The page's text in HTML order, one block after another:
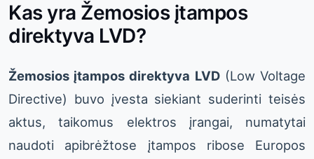
Kas yra Žemosios įtampos
direktyva LVD?
Žemosios įtampos direktyva LVD(Low Voltage
Directive) buvo įvesta siekiant suderinti teisės
aktus, taikomus elektros įrangai, numatytai
naudoti apibrėžtose įtampos ribose Europos